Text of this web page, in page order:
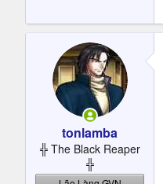
tonlamba
╬ The Black Reaper
╬